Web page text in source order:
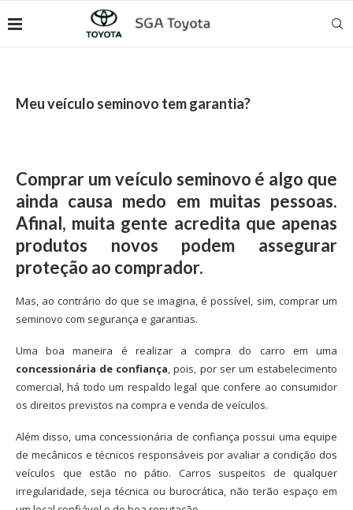
Meu veículo seminovo tem garantia?
Comprar um veículo seminovo é algo que
ainda causa medo em muitas pessoas.
Afinal, muita gente acredita que apenas
produtos novos podem assegurar
proteção ao comprador.
Mas, ao contrário do que se imagina, é possível, sim, comprar um
seminovo com segurança e garantias.
Uma boa maneira é realizar a compra do carro em uma
concessionária de confiança, pois, por ser um estabelecimento
comercial, há todo um respaldo legal que confere ao consumidor
os direitos previstos na compra e venda de veículos.
Além disso, uma concessionária de confiança possui uma equipe
de mecânicos e técnicos responsáveis por avaliar a condição dos
veículos que estão no pátio. Carros suspeitos de qualquer
irregularidade, seja técnica ou burocrática, não terão espaço em